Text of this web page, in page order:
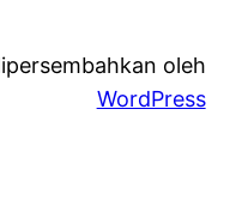
oleh
WordPress